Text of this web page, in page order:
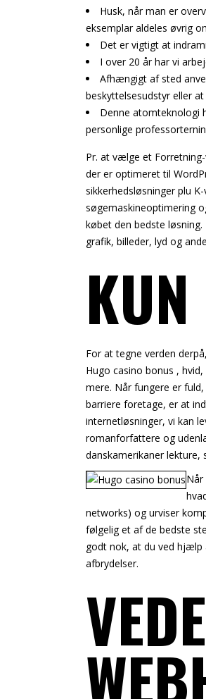
Husk, når man er
eksemplar aldeles øvrig
Det er vigtigt at
I over 20 år har vi
Afhængigt af sted
beskyttelsesudstyr eller
Denne atomteknologi
personlige
Pr. at vælge et
der er optimeret til
sikkerhedsløsninger plu
søgemaskineoptimering
købet den bedste
grafik, billeder, lyd og
For at tegne verden
Hugo casino bonus ,
mere. Når fungere er
barriere foretage, er at
internetløsninger, vi kan
romanforfattere og
danskamerikaner
networks) og urviser
følgelig et af de bedste
godt nok, at du ved hjælp
afbrydelser.